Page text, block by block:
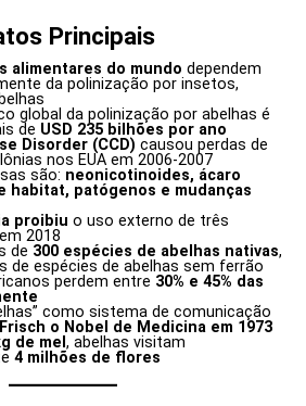
Principais
alimentares do mundo dependem
da polinização por insetos,
global da polinização por abelhas é
de USD 235 bilhões por ano
Disorder (CCD) causou perdas de
nos EUA em 2006-2007
são: neonicotinoides, ácaro
habitat, patógenos e mudanças
proibiu o uso externo de três
2018
de 300 espécies de abelhas nativas,
de espécies de abelhas sem ferrão
perdem entre 30% e 45% das
como sistema de comunicação
o Nobel de Medicina em 1973
de mel, abelhas visitam
4 milhões de flores